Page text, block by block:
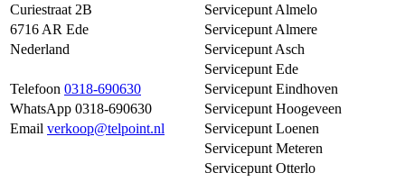
Curiestraat 2B
Servicepunt Almelo
6716 AR Ede
Servicepunt Almere
Nederland
Servicepunt Asch
Servicepunt Ede
Telefoon 0318-690630
Servicepunt Eindhoven
WhatsApp 0318-690630
Servicepunt Hoogeveen
Email verkoop@telpoint.nl
Servicepunt Loenen
Servicepunt Meteren
Servicepunt Otterlo